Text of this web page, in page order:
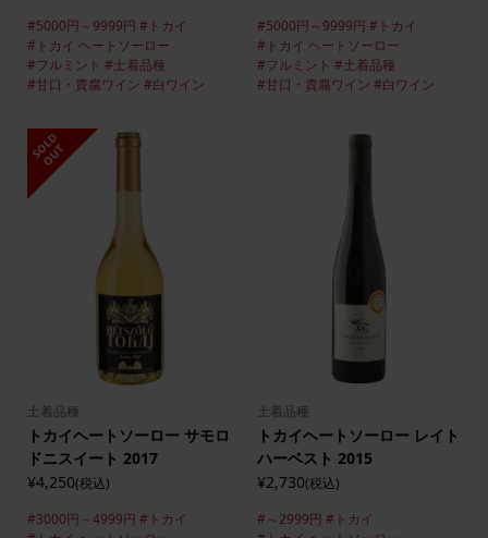
#5000円～9999円 #トカイ
#トカイ ヘートソーロー
#フルミント #土着品種
#甘口・貴腐ワイン #白ワイン
#5000円～9999円 #トカイ
#トカイ ヘートソーロー
#フルミント #土着品種
#甘口・貴腐ワイン #白ワイン
S
O
L
D
O
U
T
土着品種
トカイヘートソーロー サモロ
ドニスイート 2017
¥4,250(税込)
#3000円～4999円 #トカイ
土着品種
トカイヘートソーロー レイト
ハーベスト 2015
¥2,730(税込)
#～2999円 #トカイ